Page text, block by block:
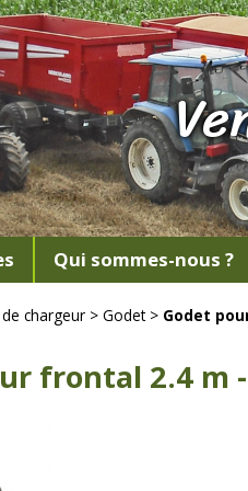
Qui sommes-nous ?
chargeur >Godet > Godet
frontal 2.4 m